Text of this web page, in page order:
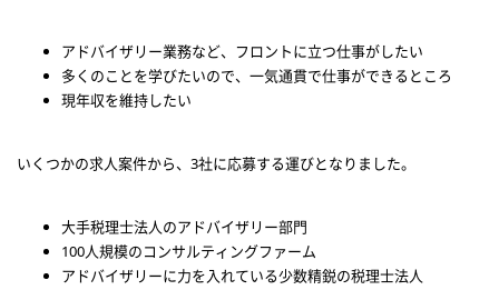
アドバイザリー業務など、フロントに立つ仕事がしたい
多くのことを学びたいので、一気通貫で仕事ができるところ
現年収を維持したい
いくつかの求人案件から、3社に応募する運びとなりました。
大手税理士法人のアドバイザリー部門
100人規模のコンサルティングファーム
アドバイザリーに力を入れている少数精鋭の税理士法人